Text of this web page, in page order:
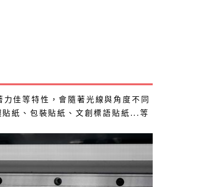
佳等特性，會隨著光線與角度不同
紙、包裝貼紙、文創標語貼紙...等